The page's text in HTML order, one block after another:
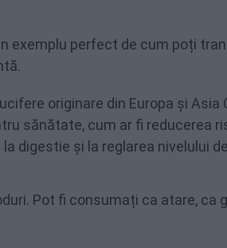
exemplu perfect de cum poți
originare din Europa și
sănătate, cum ar fi reducerea
digestie și la reglarea nivelului
Pot fi consumați ca atare, ca